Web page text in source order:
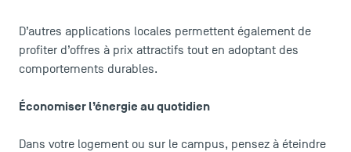
Agenda
Recrutement
Brochures
Logos et identité graphique
FAQ
D’autres applications locales permettent également de
profiter d’offres à prix attractifs tout en adoptant des
comportements durables.
Économiser l’énergie au quotidien
Dans votre logement ou sur le campus, pensez à éteindre